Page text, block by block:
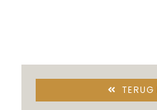
Onderhoud
TERUG